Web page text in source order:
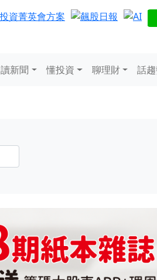
讀新聞 懂投資 聊理財 話